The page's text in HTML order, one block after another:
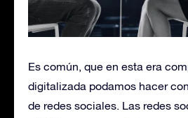
Es común, que en esta era
digitalizada podamos hacer
de redes sociales. Las redes